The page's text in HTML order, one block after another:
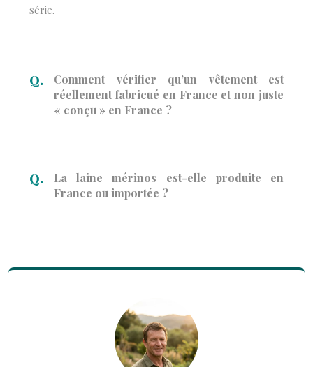
série.
Comment vérifier qu’un vêtement est
réellement fabricué en France et non juste
« conçu » en France ?
La laine mérinos est-elle produite en
France ou importée ?